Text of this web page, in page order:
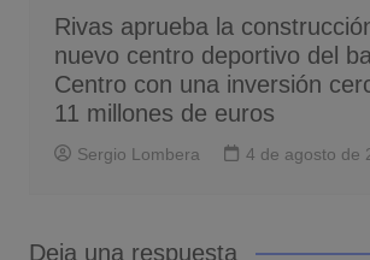
Rivas aprueba la
nuevo centro deportivo del
Centro con una inversión
11 millones de euros
Sergio Lombera 4 de agosto de
Deja una respuesta